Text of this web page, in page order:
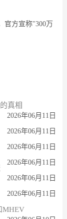
官方宣称"300万
真相
2026年06月11日
2026年06月11日
2026年06月11日
2026年06月11日
2026年06月11日
2026年06月11日
MHEV